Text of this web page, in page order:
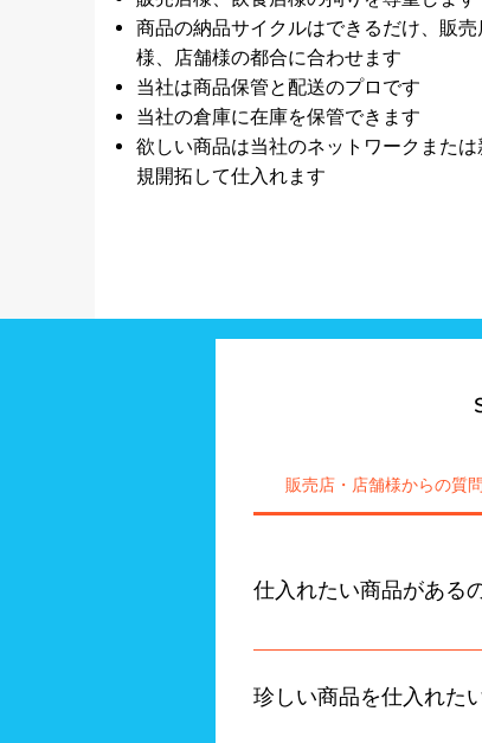
商品の納品サイクルはできるだけ、販売
様、店舗様の都合に合わせます
当社は商品保管と配送のプロです
当社の倉庫に在庫を保管できます
欲しい商品は当社のネットワークまたは
規開拓して仕入れます
販売店・店舗様からの質問
仕入れたい商品がある
・小ロットで仕入れ可能
珍しい商品を仕入れた